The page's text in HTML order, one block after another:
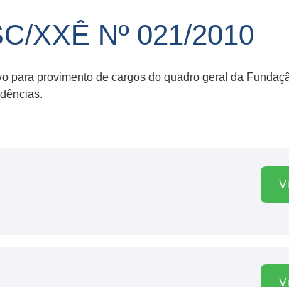
XXÊ Nº 021/2010
para provimento de cargos do quadro geral da